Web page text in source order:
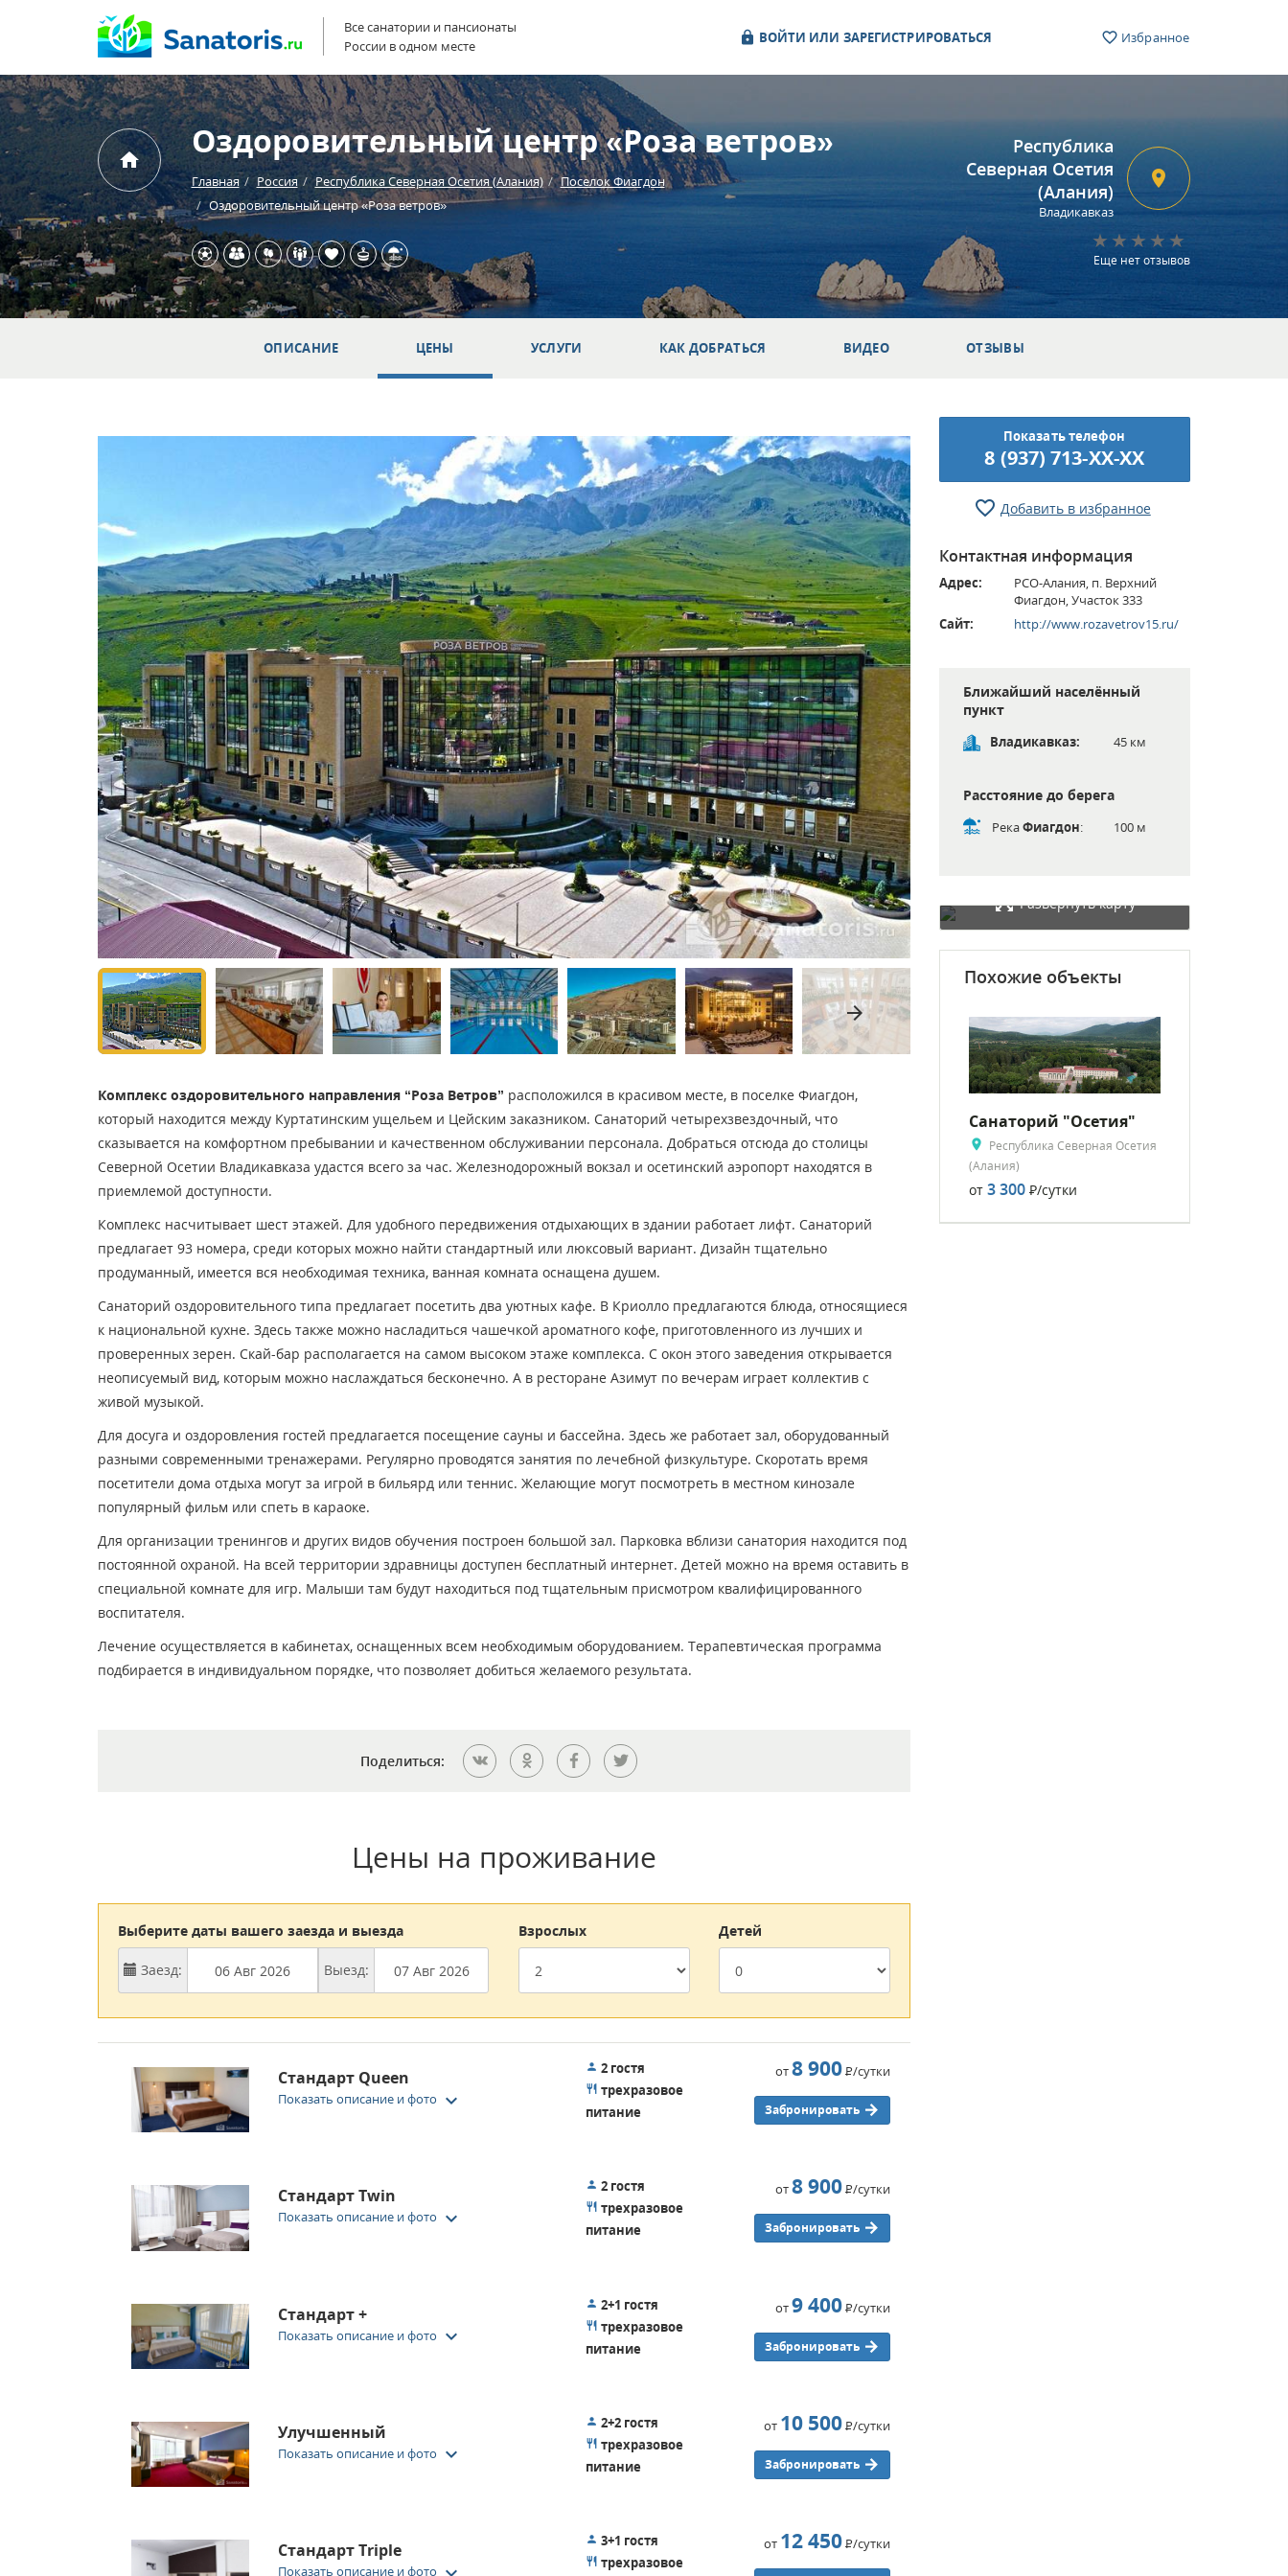
Все санатории и пансионаты
России в одном месте
ВОЙТИ ИЛИ ЗАРЕГИСТРИРОВАТЬСЯ Избранное
Оздоровительный центр «Роза ветров»
Главная Россия Республика Северная Осетия (Алания)
Поселок Фиагдон
Оздоровительный центр «Роза ветров»
Республика
Северная Осетия
(Алания)
Владикавказ
Еще нет отзывов
ОПИСАНИЕ ЦЕНЫ УСЛУГИ КАК ДОБРАТЬСЯ ВИДЕО ОТЗЫВЫ
arrow_forward
Комплекс оздоровительного направления “Роза Ветров” расположился в красивом месте, в поселке Фиагдон,
который находится между Куртатинским ущельем и Цейским заказником. Санаторий четырехзвездочный, что
сказывается на комфортном пребывании и качественном обслуживании персонала. Добраться отсюда до столицы
Северной Осетии Владикавказа удастся всего за час. Железнодорожный вокзал и осетинский аэропорт находятся в
приемлемой доступности.
Комплекс насчитывает шест этажей. Для удобного передвижения отдыхающих в здании работает лифт. Санаторий
предлагает 93 номера, среди которых можно найти стандартный или люксовый вариант. Дизайн тщательно
продуманный, имеется вся необходимая техника, ванная комната оснащена душем.
Санаторий оздоровительного типа предлагает посетить два уютных кафе. В Криолло предлагаются блюда, относящиеся
к национальной кухне. Здесь также можно насладиться чашечкой ароматного кофе, приготовленного из лучших и
проверенных зерен. Скай-бар располагается на самом высоком этаже комплекса. С окон этого заведения открывается
неописуемый вид, которым можно наслаждаться бесконечно. А в ресторане Азимут по вечерам играет коллектив с
живой музыкой.
Для досуга и оздоровления гостей предлагается посещение сауны и бассейна. Здесь же работает зал, оборудованный
разными современными тренажерами. Регулярно проводятся занятия по лечебной физкультуре. Скоротать время
посетители дома отдыха могут за игрой в бильярд или теннис. Желающие могут посмотреть в местном кинозале
популярный фильм или спеть в караоке.
Для организации тренингов и других видов обучения построен большой зал. Парковка вблизи санатория находится под
постоянной охраной. На всей территории здравницы доступен бесплатный интернет. Детей можно на время оставить в
специальной комнате для игр. Малыши там будут находиться под тщательным присмотром квалифицированного
воспитателя.
Лечение осуществляется в кабинетах, оснащенных всем необходимым оборудованием. Терапевтическая программа
подбирается в индивидуальном порядке, что позволяет добиться желаемого результата.
Поделиться:
Цены на проживание
Выберите даты вашего заезда и выезда
Заезд: Выезд:
Взрослых Детей
Стандарт Queen
Показать описание и фото keyboard_arrow_down
2 гостя
трехразовое
питание
от8 900Р/сутки
Забронировать
Стандарт Twin
Показать описание и фото keyboard_arrow_down
2 гостя
трехразовое
питание
от8 900Р/сутки
Забронировать
Стандарт +
Показать описание и фото keyboard_arrow_down
2+1 гостя
трехразовое
питание
от9 400Р/сутки
Забронировать
Улучшенный
Показать описание и фото keyboard_arrow_down
2+2 гостя
трехразовое
питание
от 10 500Р/сутки
Забронировать
Стандарт Triple
Показать описание и фото
3+1 гостя
трехразовое
от 12 450Р/сутки
Показать телефон
8 (937) 713-XX-XX
Добавить в избранное
Контактная информация
Адрес:
РСО-Алания, п. Верхний
Фиагдон, Участок 333
Сайт:
http://www.rozavetrov15.ru/
Ближайший населённый
пункт
Владикавказ: 45 км
Расстояние до берега
РекаФиагдон: 100 м
Развернуть карту
Похожие объекты
Санаторий "Осетия"
Республика Северная Осетия
(Алания)
от 3 300 Р/сутки